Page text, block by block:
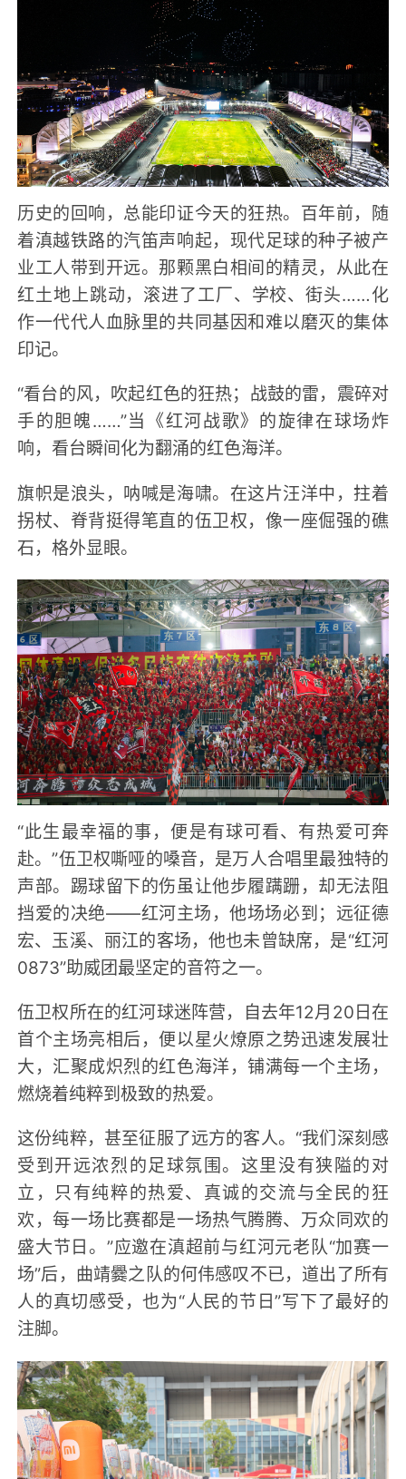
历史的回响，总能印证今天的狂热。百年前，随
着滇越铁路的汽笛声响起，现代足球的种子被产
业工人带到开远。那颗黑白相间的精灵，从此在
红土地上跳动，滚进了工厂、学校、街头……化
作一代代人血脉里的共同基因和难以磨灭的集体
印记。
“看台的风，吹起红色的狂热；战鼓的雷，震碎对
手的胆魄……”当《红河战歌》的旋律在球场炸
响，看台瞬间化为翻涌的红色海洋。
旗帜是浪头，呐喊是海啸。在这片汪洋中，拄着
拐杖、脊背挺得笔直的伍卫权，像一座倔强的礁
石，格外显眼。
“此生最幸福的事，便是有球可看、有热爱可奔
赴。”伍卫权嘶哑的嗓音，是万人合唱里最独特的
声部。踢球留下的伤虽让他步履蹒跚，却无法阻
挡爱的决绝——红河主场，他场场必到；远征德
宏、玉溪、丽江的客场，他也未曾缺席，是“红河
0873”助威团最坚定的音符之一。
伍卫权所在的红河球迷阵营，自去年12月20日在
首个主场亮相后，便以星火燎原之势迅速发展壮
大，汇聚成炽烈的红色海洋，铺满每一个主场，
燃烧着纯粹到极致的热爱。
这份纯粹，甚至征服了远方的客人。“我们深刻感
受到开远浓烈的足球氛围。这里没有狭隘的对
立，只有纯粹的热爱、真诚的交流与全民的狂
欢，每一场比赛都是一场热气腾腾、万众同欢的
盛大节日。”应邀在滇超前与红河元老队“加赛一
场”后，曲靖爨之队的何伟感叹不已，道出了所有
人的真切感受，也为“人民的节日”写下了最好的
注脚。